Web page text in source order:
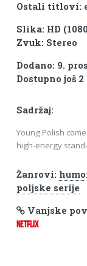
Ostali titlovi:
Slika: HD
Zvuk: Stereo
Dodano: 9.
Dostupno još 2
Sadržaj:
Young Polish
high-energy
Žanrovi:
poljske serije
Vanjske
NETFLIX